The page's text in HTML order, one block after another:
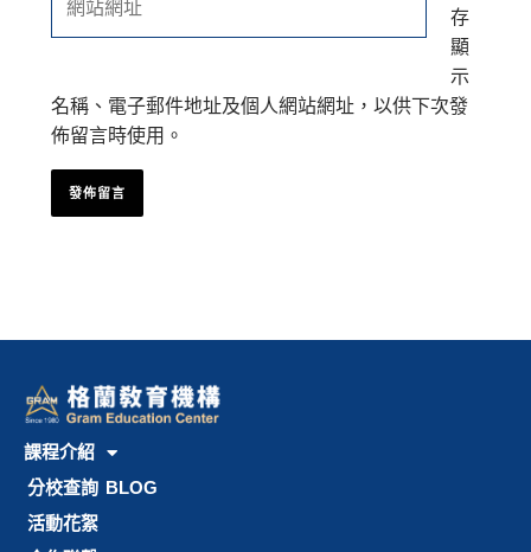
地
站
存
顯
示
名稱、電子郵件地址及個人網站網址，以供下次發
佈留言時使用。
課程介紹
分校查詢 BLOG
活動花絮